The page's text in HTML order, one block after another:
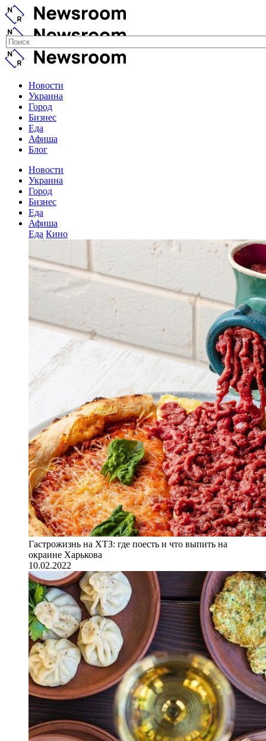
Новости
Украина
Город
Бизнес
Еда
Афиша
Блог
Новости
Украина
Город
Бизнес
Еда
Афиша
Еда Кино
Гастрожизнь на ХТЗ: где поесть и что выпить на
окраине Харькова
10.02.2022